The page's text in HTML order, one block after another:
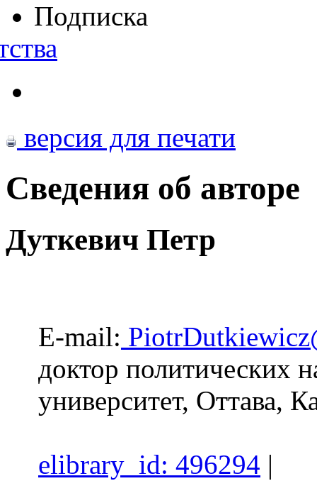
Подписка
версия для печати
Сведения об авторе
Дуткевич Петр
E-mail:
доктор политических
университет, Оттава,
elibrary_id: 496294 |